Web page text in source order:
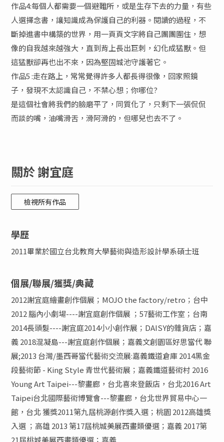
作品4:每個人都需要一個避難所，或是生存下去的力量，有些
人選擇念書，讓知識成為保護自己的利器。閱讀的過程，不
斷掉進書中構築的世界，用一頁頁文字將自己團團圍住，想
像的自我越來越強大，直到背上長出巨刺，幻化成猛獸。但
這猛獸卻再也出不來，因為堅固城池守護著它。
作品5 :走在路上，常常覺得許多人都長得很像，回家照鏡
子，發現不太認識自己，不禁心想；你哪位?
是這個社會將我們的臉磨平了，同質化了，只剩下一張侃侃
而談的嘴，油嘴滑舌，滑阿滑的，但哪兒也去不了。
關於 謝宜庭
檢視所有作品
學歷
2011畢業於國立台北教育大學藝術與造形設計學系碩士班
個展/聯展/獲獎/典藏
2012謝宜庭繪畫創作個展；MOJO the factory/retro；台中
2012 腦內小劇場----謝宜庭創作個展 ；57藝術工作室；台南
2014長頭髮----謝宜庭2014小小創作展；DAISY的雜貨店；嘉
義 2018混凝島---謝宜庭創作個展；嘉義文創園區好思當代 聯
展;2013 台灣/墨西哥當代藝術交流展:嘉義鐵道倉庫 2014黑金
段藝術節 - King Style 青世代藝術展；嘉義鐵道藝術村 2016
Young Art Taipei---黎畫廊，台北喜來登飯店，台北2016 Art
Taipei台北國際藝術博覽會---黎畫廊，台北世界貿易中心一
館，台北 獲獎2011第九屆桃源創作獎入選；桃園 2012高雄獎
入選 ；高雄 2013 第17屆桃城美展西畫類優選；嘉義 2017第
21屆桃城美展西畫類優選；嘉義